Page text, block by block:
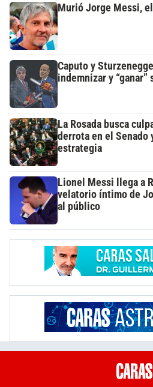
Murió Jorge Messi,
Caputo y
indemnizar y
La Rosada busca
derrota en el Senado
estrategia
Lionel Messi llega a
velatorio íntimo de
al público